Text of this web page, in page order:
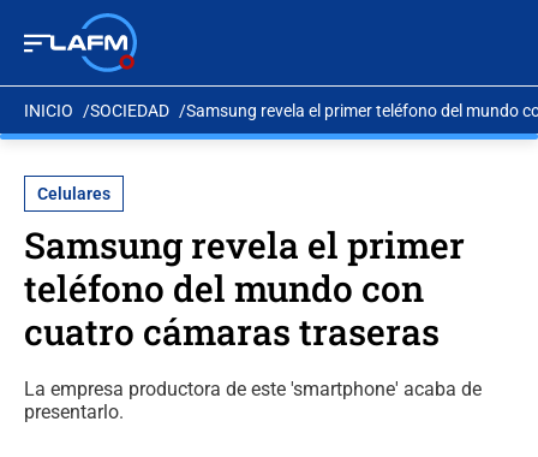
INICIO SOCIEDAD Samsung revela el primer teléfono del mundo
Celulares
Samsung revela el primer
teléfono del mundo con
cuatro cámaras traseras
La empresa productora de este 'smartphone' acaba de
presentarlo.